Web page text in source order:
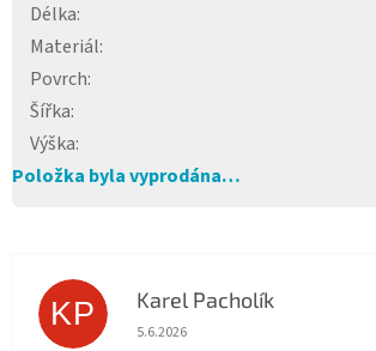
Délka:
Materiál:
Povrch:
Šířka:
Výška:
Položka byla vyprodána…
KP Karel Pacholík
Hodnocení obchodu je 4 z 5
5.6.2026